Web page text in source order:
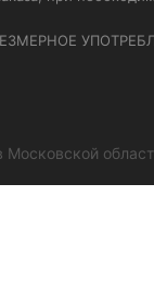
Московской